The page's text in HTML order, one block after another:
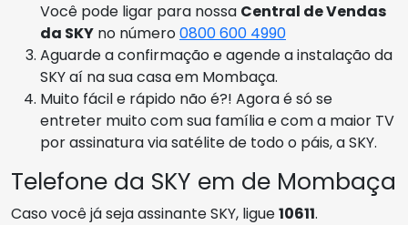
Você pode ligar para nossa Central de Vendas
da SKY no número0800 600 4990
Aguarde a confirmação e agende a instalação da
SKY aí na sua casa em Mombaça.
Muito fácil e rápido não é?! Agora é só se
entreter muito com sua família e com a maior TV
por assinatura via satélite de todo o páis, a SKY.
Telefone da SKY em de Mombaça
Caso você já seja assinante SKY, ligue10611.